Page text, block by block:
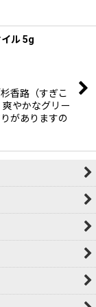
ル 5g
香路（すぎこ
やかなグリー
がありますの